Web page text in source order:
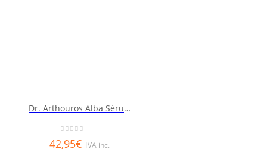
Dr. Arthouros Alba Sérum Despigmentante Amplio Espectro 30ml
0 out of 5
42,95€ IVA inc.